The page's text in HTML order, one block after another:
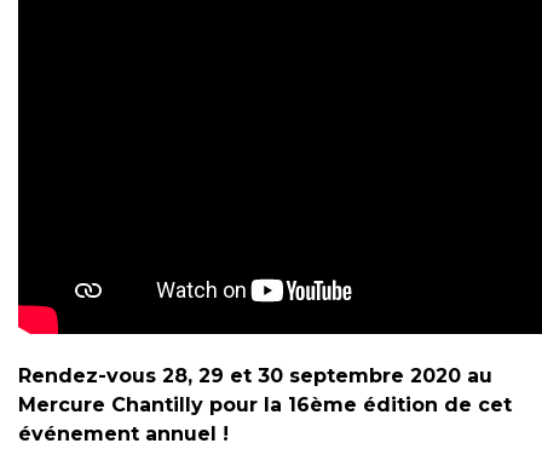
Rendez-vous 28, 29 et 30 septembre 2020 au
Mercure Chantilly pour la 16ème édition de cet
événement annuel !